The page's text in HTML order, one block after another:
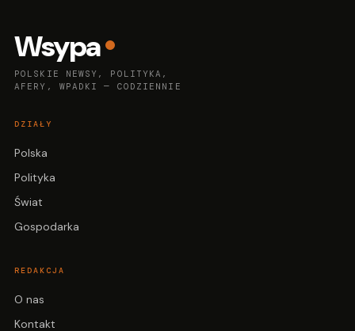
Wsypa
POLSKIE NEWSY, POLITYKA,
AFERY, WPADKI — CODZIENNIE
DZIAŁY
Polska
Polityka
Świat
Gospodarka
REDAKCJA
O nas
Kontakt